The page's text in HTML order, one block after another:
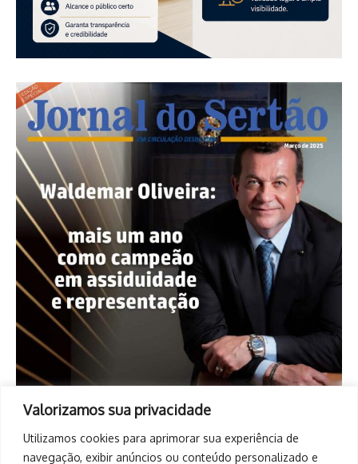
Valorizamos sua privacidade
Utilizamos cookies para aprimorar sua experiência de
navegação, exibir anúncios ou conteúdo personalizado e